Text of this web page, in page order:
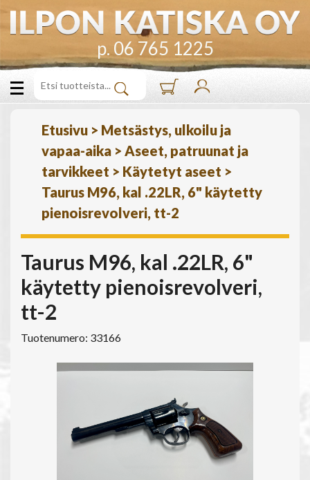
p. 06 765 1225
Etusivu > Metsästys, ulkoilu ja
vapaa-aika > Aseet, patruunat ja
tarvikkeet > Käytetyt aseet >
Taurus M96, kal .22LR, 6" käytetty
pienoisrevolveri, tt-2
Taurus M96, kal .22LR, 6"
käytetty pienoisrevolveri,
tt-2
Tuotenumero: 33166